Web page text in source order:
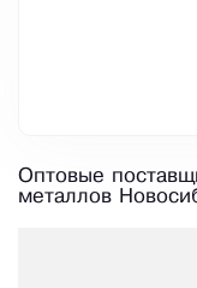
Оптовые
металлов